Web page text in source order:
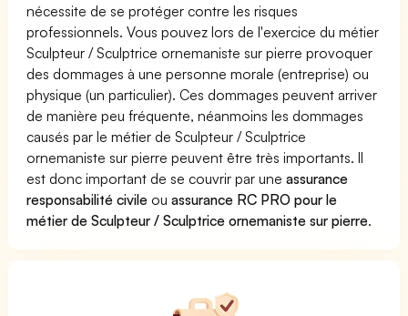
nécessite de se protéger contre les risques
professionnels. Vous pouvez lors de l'exercice du métier
Sculpteur / Sculptrice ornemaniste sur pierre provoquer
des dommages à une personne morale (entreprise) ou
physique (un particulier). Ces dommages peuvent arriver
de manière peu fréquente, néanmoins les dommages
causés par le métier de Sculpteur / Sculptrice
ornemaniste sur pierre peuvent être très importants. Il
est donc important de se couvrir par uneassurance
responsabilité civile ouassurance RC PRO pour le
métier de Sculpteur / Sculptrice ornemaniste sur pierre.